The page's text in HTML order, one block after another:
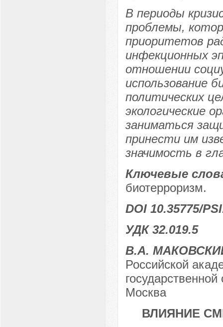
В периоды
проблемы,
приоритетов
инфекционных
отношении
использование
политических
экологические
заниматься
принести им
значимость в
Ключевые
биотерроризм.
DOI 10.35775/
УДК 32.019.5
В.А.
Российской
Москва
ВЛИЯНИЕ